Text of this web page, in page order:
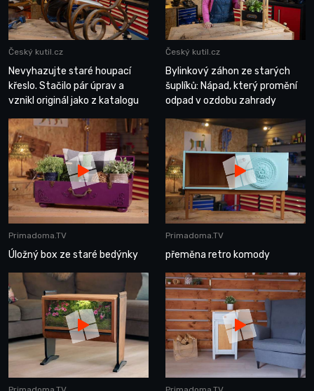
Český kutil.cz
Nevyhazujte staré houpací
křeslo. Stačilo pár úprav a
vznikl originál jako z katalogu
Český kutil.cz
Bylinkový záhon ze starých
šuplíků: Nápad, který promění
odpad v ozdobu zahrady
Primadoma.TV
Úložný box ze staré bedýnky
Primadoma.TV
přeměna retro komody